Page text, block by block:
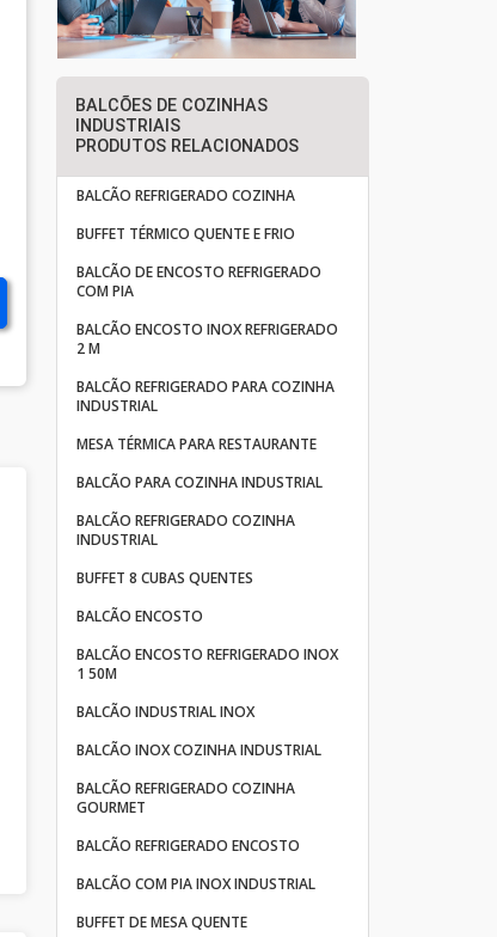
BALCÕES DE COZINHAS
INDUSTRIAIS
PRODUTOS RELACIONADOS
BALCÃO REFRIGERADO COZINHA
BUFFET TÉRMICO QUENTE E FRIO
BALCÃO DE ENCOSTO REFRIGERADO
COM PIA
BALCÃO ENCOSTO INOX REFRIGERADO
2 M
BALCÃO REFRIGERADO PARA COZINHA
INDUSTRIAL
MESA TÉRMICA PARA RESTAURANTE
BALCÃO PARA COZINHA INDUSTRIAL
BALCÃO REFRIGERADO COZINHA
INDUSTRIAL
BUFFET 8 CUBAS QUENTES
BALCÃO ENCOSTO
BALCÃO ENCOSTO REFRIGERADO INOX
1 50M
BALCÃO INDUSTRIAL INOX
BALCÃO INOX COZINHA INDUSTRIAL
BALCÃO REFRIGERADO COZINHA
GOURMET
BALCÃO REFRIGERADO ENCOSTO
BALCÃO COM PIA INOX INDUSTRIAL
BUFFET DE MESA QUENTE